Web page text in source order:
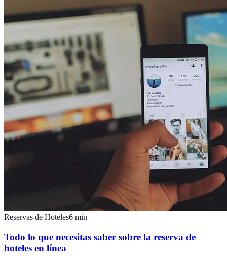
Reservas de Hoteles6 min
Todo lo que necesitas saber sobre la reserva de
hoteles en línea